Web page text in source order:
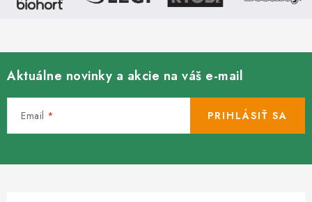
Aktuálne novinky a akcie na váš e-mail
Email PRIHLÁSIŤ SA